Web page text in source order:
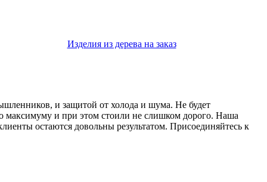
Изделия из дерева на заказ
и защитой от холода и шума. Не будет
максимуму и при этом стоили не слишком дорого. Наша
остаются довольны результатом. Присоединяйтесь к